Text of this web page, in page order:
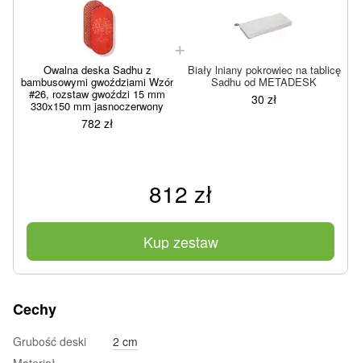
Owalna deska Sadhu z
bambusowymi gwoździami Wzór
#26, rozstaw gwoździ 15 mm
330x150 mm jasnoczerwony
782 zł
Biały lniany pokrowiec na tablicę
Sadhu od METADESK
30 zł
812 zł
Kup zestaw
Cechy
Grubość deski
2 cm